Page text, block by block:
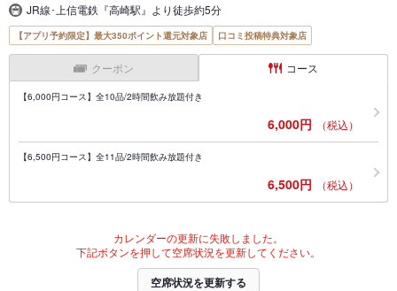
JR線･上信電鉄『高崎駅』より徒歩約5分
【アプリ予約限定】最大350ポイント還元対象店 口コミ投稿特典対象店
クーポン コース
【6,000円コース】全10品/2時間飲み放題付き
6,000円 （税込）
【6,500円コース】全11品/2時間飲み放題付き
6,500円 （税込）
カレンダーの更新に失敗しました。
下記ボタンを押して空席状況を更新してください。
空席状況を更新する